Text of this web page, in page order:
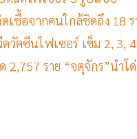
เชื้อจากคนใกล้ชิดถึง 18 ร
วัคซีนไฟเซอร์ เข็ม 2, 3,
ราย “จตุจักร”นำโด่